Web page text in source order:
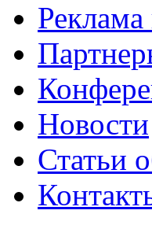
Реклама
Новости
Статьи